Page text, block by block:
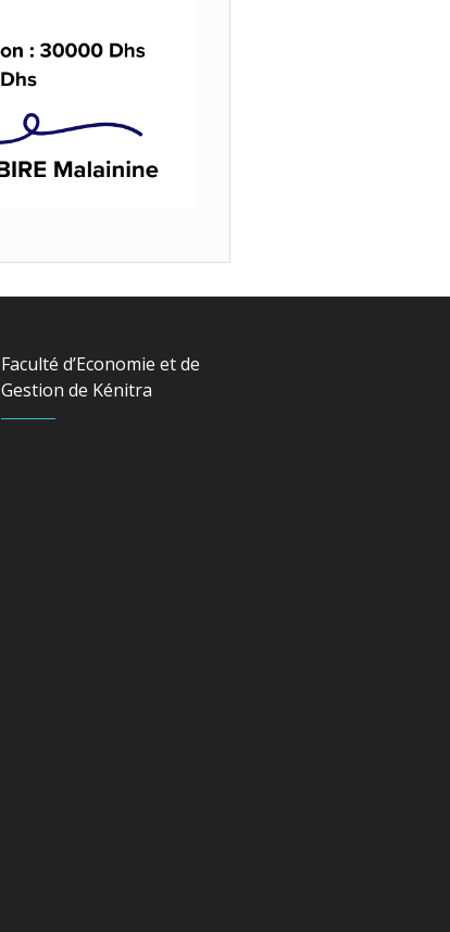
Faculté d’Economie et de
Gestion de Kénitra